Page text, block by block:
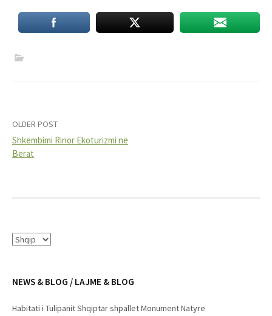
Post
navigation
OLDER POST
Shkëmbimi Rinor Ekoturizmi në
Berat
NEWS & BLOG / LAJME & BLOG
Habitati i Tulipanit Shqiptar shpallet Monument Natyre